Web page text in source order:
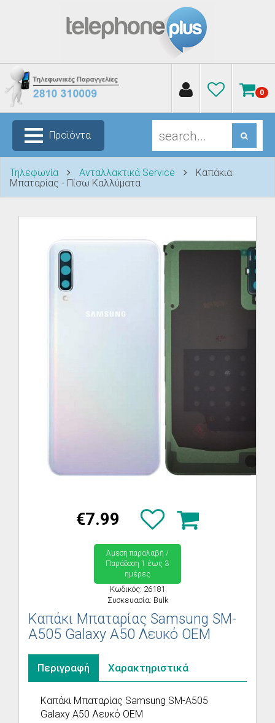
0
Προϊόντα
Τηλεφωνία Ανταλλακτικά Service
Καπάκια
Μπαταρίας - Πίσω Καλλύματα
€7.99
Άμεση παραλαβή /
Παράδoση 1 έως 3
ημέρες
Κωδικός: 26181
Συσκευασία: Bulk
Καπάκι Μπαταρίας Samsung SM-
A505 Galaxy A50 Λευκό OEM
Περιγραφή Χαρακτηριστικά
Καπάκι Μπαταρίας Samsung SM-A505
Galaxy A50 Λευκό OEM